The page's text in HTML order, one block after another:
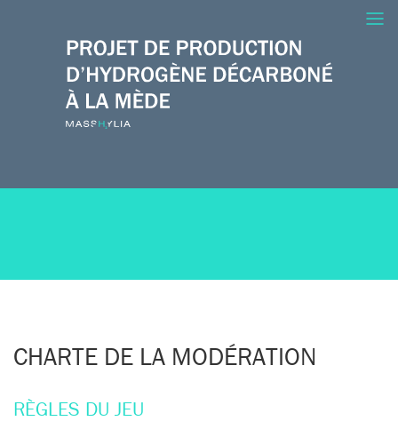
CHARTE DE LA MODÉRATION
RÈGLES DU JEU